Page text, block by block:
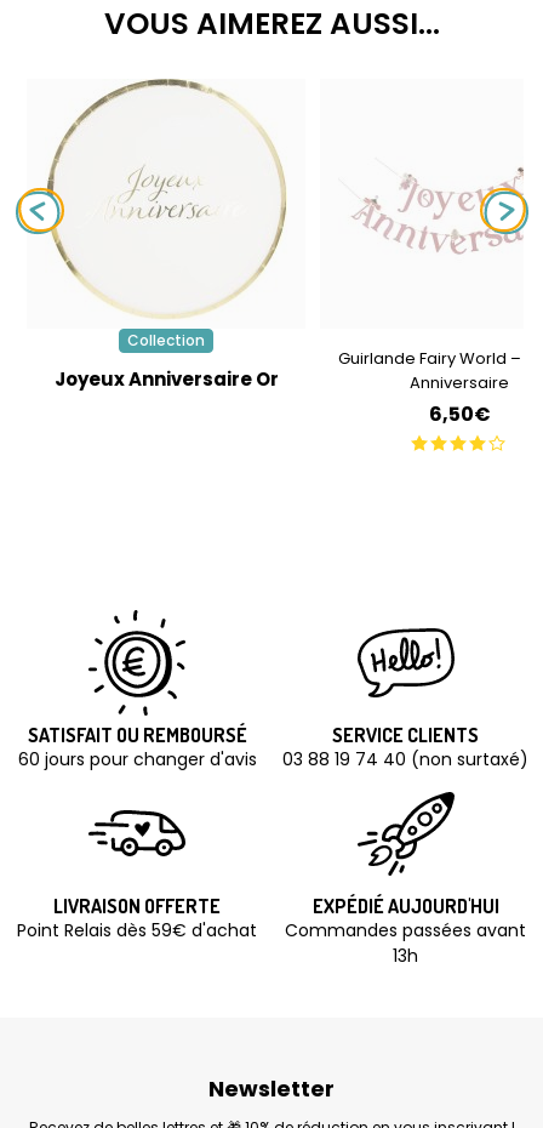
VOUS AIMEREZ AUSSI...
Collection
Joyeux Anniversaire Or
Guirlande Fairy World –
Anniversaire
6,50€
SATISFAIT OU REMBOURSÉ
60 jours pour changer d'avis
SERVICE CLIENTS
03 88 19 74 40 (non surtaxé)
LIVRAISON OFFERTE
Point Relais dès 59€ d'achat
EXPÉDIÉ AUJOURD'HUI
Commandes passées avant
13h
Newsletter